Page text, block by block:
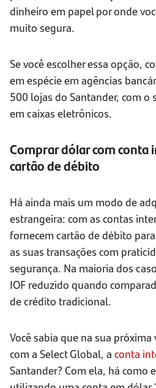
dinheiro em papel por onde
muito segura.
Se você escolher essa opção,
em espécie em agências
500 lojas do Santander, com o
em caixas eletrônicos.
Comprar dólar com conta
cartão de débito
Há ainda mais um modo de
estrangeira: com as contas
fornecem cartão de débito
as suas transações com
segurança. Na maioria dos
IOF reduzido quando
de crédito tradicional.
Você sabia que na sua
com a Select Global, a conta
Santander? Com ela, há como